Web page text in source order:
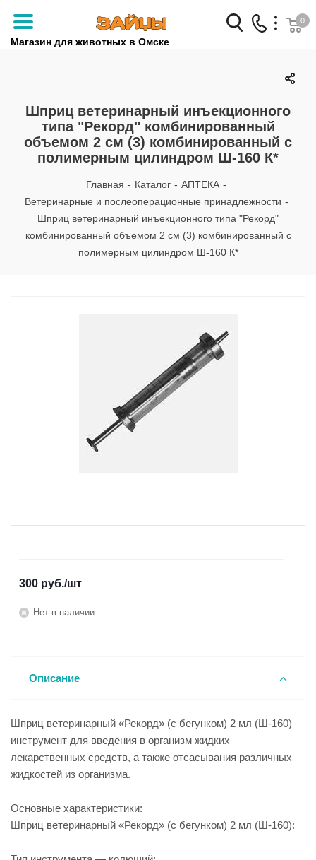
Магазин для животных в Омске
Заказать звонок
+7 (3812) 79-04-04
+7 (950) 959-88-32
0
Шприц ветеринарный инъекционного
типа "Рекорд" комбинированный
объемом 2 см (3) комбинированный с
полимерным цилиндром Ш-160 К*
Главная - Каталог - АПТЕКА -
Ветеринарные и послеоперационные принадлежности -
Шприц ветеринарный инъекционного типа "Рекорд"
комбинированный объемом 2 см (3) комбинированный с
полимерным цилиндром Ш-160 К*
300 руб./шт
Нет в наличии
Описание
Шприц ветеринарный «Рекорд» (с бегунком) 2 мл (Ш-160) —
инструмент для введения в организм жидких
лекарственных средств, а также отсасывания различных
жидкостей из организма.
Основные характеристики:
Шприц ветеринарный «Рекорд» (с бегунком) 2 мл (Ш-160):